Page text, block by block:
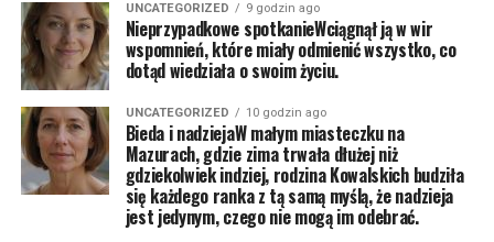
UNCATEGORIZED 9 godzin ago
Nieprzypadkowe spotkanieWciągnął ją w wir
wspomnień, które miały odmienić wszystko, co
dotąd wiedziała o swoim życiu.
UNCATEGORIZED 10 godzin ago
Bieda i nadziejaW małym miasteczku na
Mazurach, gdzie zima trwała dłużej niż
gdziekolwiek indziej, rodzina Kowalskich budziła
się każdego ranka z tą samą myślą, że nadzieja
jest jedynym, czego nie mogą im odebrać.